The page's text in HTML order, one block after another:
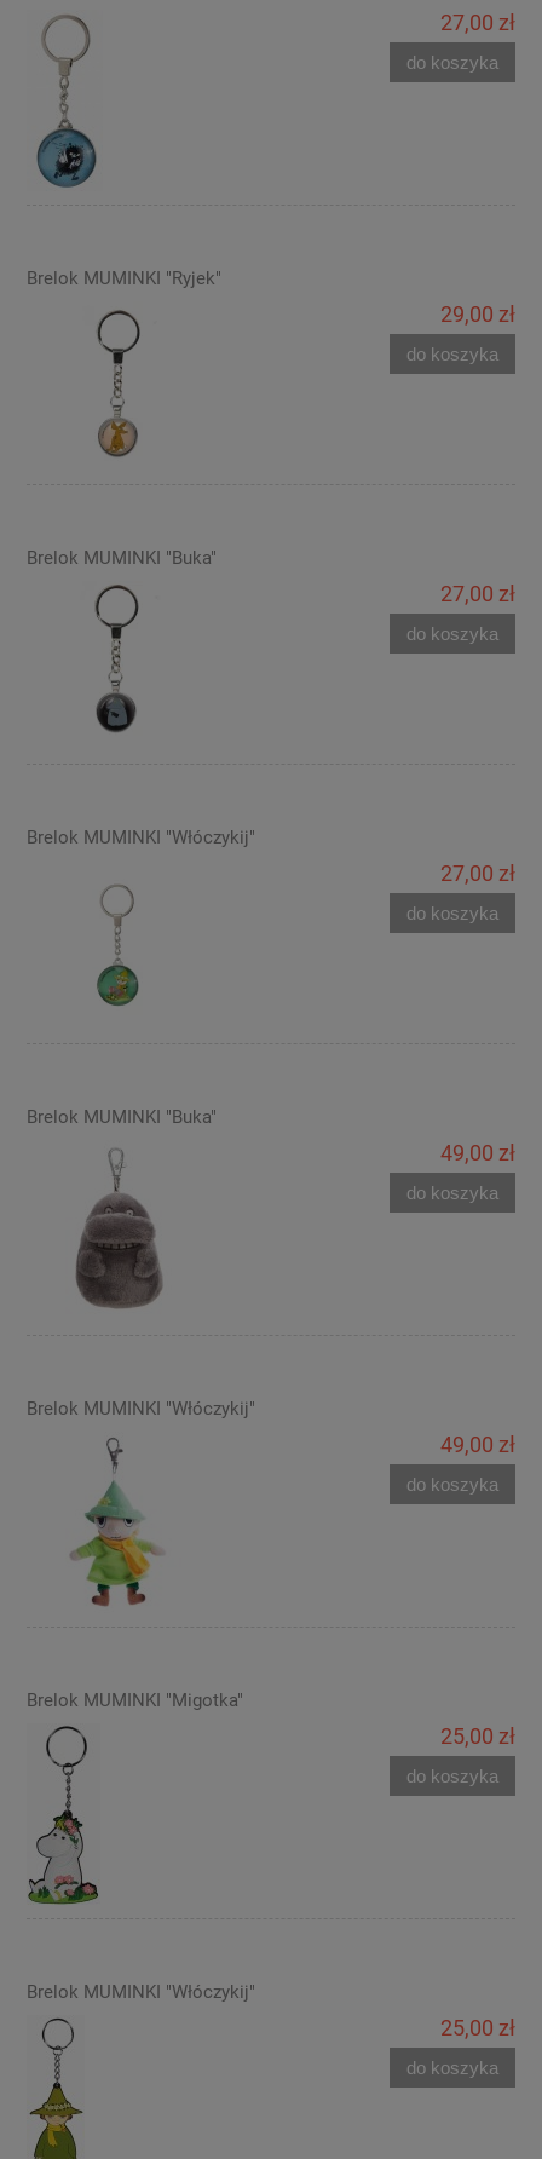
27,00 zł
do koszyka
Brelok MUMINKI "Ryjek"
29,00 zł
do koszyka
Brelok MUMINKI "Buka"
27,00 zł
do koszyka
Brelok MUMINKI "Włóczykij"
27,00 zł
do koszyka
Brelok MUMINKI "Buka"
49,00 zł
do koszyka
Brelok MUMINKI "Włóczykij"
49,00 zł
do koszyka
Brelok MUMINKI "Migotka"
25,00 zł
do koszyka
Brelok MUMINKI "Włóczykij"
25,00 zł
do koszyka